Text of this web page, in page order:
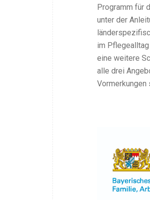
Programm für
unter der
im
eine weitere
alle drei
Vormerkungen